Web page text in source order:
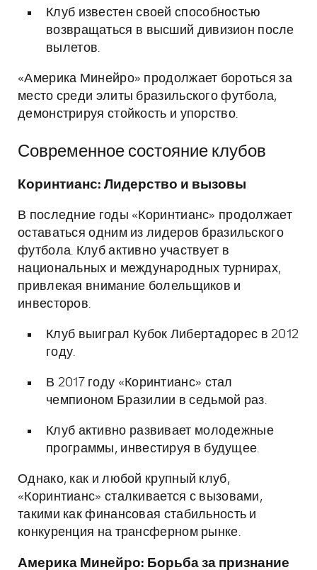
Клуб известен своей способностью
возвращаться в высший дивизион после
вылетов.
«Америка Минейро» продолжает бороться за
место среди элиты бразильского футбола,
демонстрируя стойкость и упорство.
Современное состояние клубов
Коринтианс: Лидерство и вызовы
В последние годы «Коринтианс» продолжает
оставаться одним из лидеров бразильского
футбола. Клуб активно участвует в
национальных и международных турнирах,
привлекая внимание болельщиков и
инвесторов.
Клуб выиграл Кубок Либертадорес в 2012
году.
В 2017 году «Коринтианс» стал
чемпионом Бразилии в седьмой раз.
Клуб активно развивает молодежные
программы, инвестируя в будущее.
Однако, как и любой крупный клуб,
«Коринтианс» сталкивается с вызовами,
такими как финансовая стабильность и
конкуренция на трансферном рынке.
Америка Минейро: Борьба за признание